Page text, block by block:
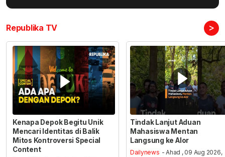
Republika TV >
Kenapa Depok Begitu Unik
Mencari Identitas di Balik
Mitos Kontroversi Special
Content
Tindak Lanjut Aduan
Mahasiswa Mentan
Langsung ke Alor
Dailynews - Ahad , 09 Aug 2026,